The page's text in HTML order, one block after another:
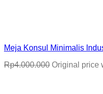
Meja Konsul Minimalis
Rp4.000.000 Original price